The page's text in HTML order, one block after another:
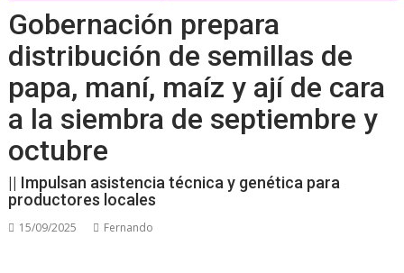
Gobernación prepara
distribución de semillas de
papa, maní, maíz y ají de cara
a la siembra de septiembre y
octubre
|| Impulsan asistencia técnica y genética para
productores locales
15/09/2025 Fernando